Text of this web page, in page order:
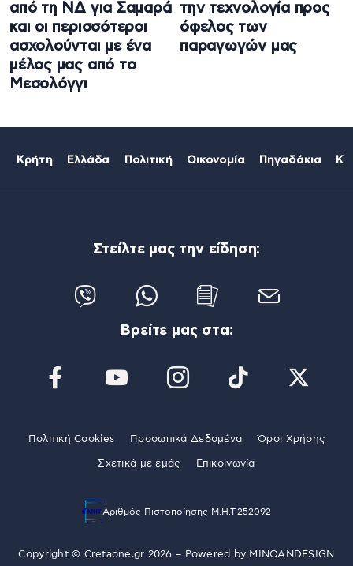
από τη ΝΔ για Σαμαρά
και οι περισσότεροι
ασχολούνται με ένα
μέλος μας από το
Μεσολόγγι
την τεχνολογία προς
όφελος των
παραγωγών μας
Κρήτη Ελλάδα Πολιτική Οικονομία Πηγαδάκια
Στείλτε μας την είδηση:
Βρείτε μας στα:
Πολιτική Cookies Προσωπικά Δεδομένα Όροι Χρήσης
Σχετικά με εμάς Επικοινωνία
Αριθμός Πιστοποίησης Μ.Η.Τ.252092
Copyright © Cretaone.gr 2026 – Powered by MINOANDESIGN